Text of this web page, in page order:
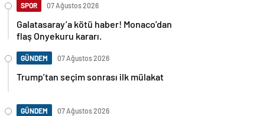
SPOR 07 Ağustos 2026
Galatasaray’a kötü haber! Monaco’dan
flaş Onyekuru kararı.
GÜNDEM 07 Ağustos 2026
Trump’tan seçim sonrası ilk mülakat
GÜNDEM 07 Ağustos 2026